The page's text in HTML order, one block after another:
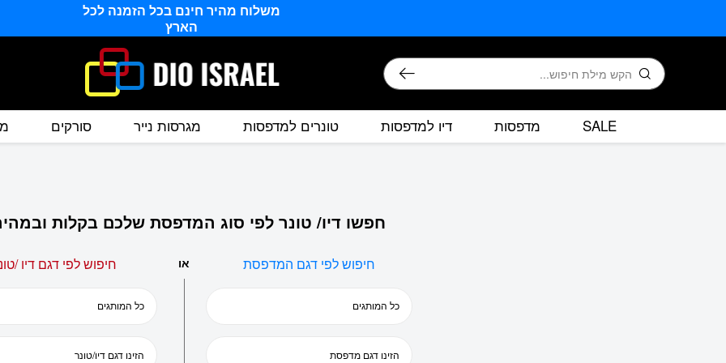
משלוח מהיר חינם בכל הזמנה לכל
הארץ
חיפוש
SALE מדפסות דיו למדפסות טונרים למדפסות מגרסות נייר סורקים
חפשו דיו/ טונר לפי סוג המדפסת שלכם בקלות
חיפוש לפי דגם המדפסת או חיפוש לפי דגם דיו /